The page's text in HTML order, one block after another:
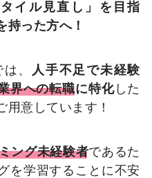
イル見直し」を目指
持った方へ！
、
人手不足で未経験
界への転職に特化した
意しています！
ング未経験者であるた
を学習することに不安